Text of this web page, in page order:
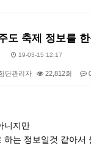
도 축제 정보를
19-03-15 12:17
단관리자 22,812회
니지만
하는 정보일것 같아서